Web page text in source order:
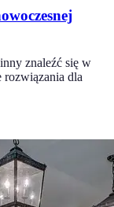
znaleźć się w
rozwiązania dla